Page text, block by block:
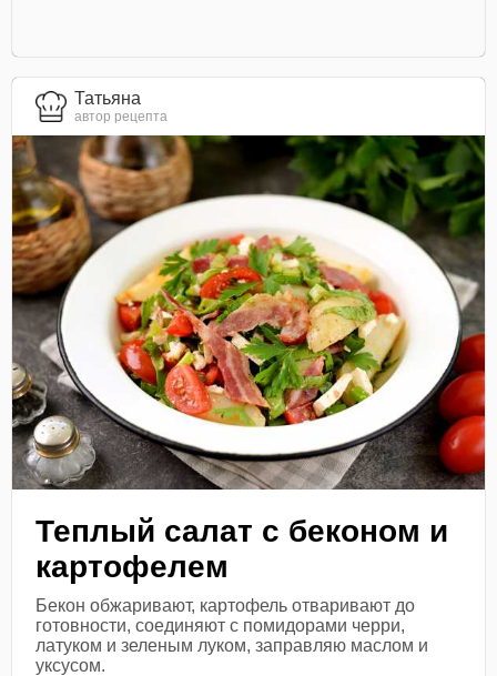
Татьяна
автор рецепта
Теплый салат с беконом и
картофелем
Бекон обжаривают, картофель отваривают до
готовности, соединяют с помидорами черри,
латуком и зеленым луком, заправляю маслом и
уксусом.